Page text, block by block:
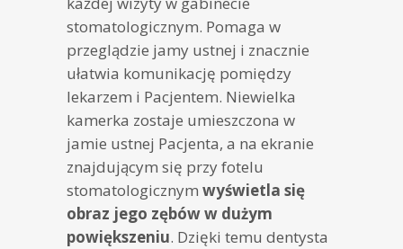
stomatologicznym. Pomaga w
przeglądzie jamy ustnej i znacznie
ułatwia komunikację pomiędzy
lekarzem i Pacjentem. Niewielka
kamerka zostaje umieszczona w
jamie ustnej Pacjenta, a na ekranie
znajdującym się przy fotelu
stomatologicznym wyświetla się
obraz jego zębów w dużym
powiększeniu. Dzięki temu dentysta